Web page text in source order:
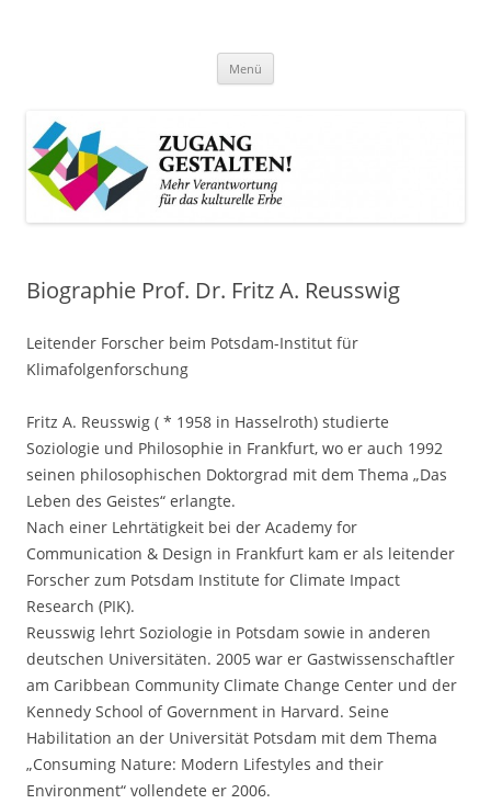
Menü
Biographie Prof. Dr. Fritz A. Reusswig
Leitender Forscher beim Potsdam-Institut für
Klimafolgenforschung
Fritz A. Reusswig ( * 1958 in Hasselroth) studierte
Soziologie und Philosophie in Frankfurt, wo er auch 1992
seinen philosophischen Doktorgrad mit dem Thema „Das
Leben des Geistes“ erlangte.
Nach einer Lehrtätigkeit bei der Academy for
Communication & Design in Frankfurt kam er als leitender
Forscher zum Potsdam Institute for Climate Impact
Research (PIK).
Reusswig lehrt Soziologie in Potsdam sowie in anderen
deutschen Universitäten. 2005 war er Gastwissenschaftler
am Caribbean Community Climate Change Center und der
Kennedy School of Government in Harvard. Seine
Habilitation an der Universität Potsdam mit dem Thema
„Consuming Nature: Modern Lifestyles and their
Environment“ vollendete er 2006.